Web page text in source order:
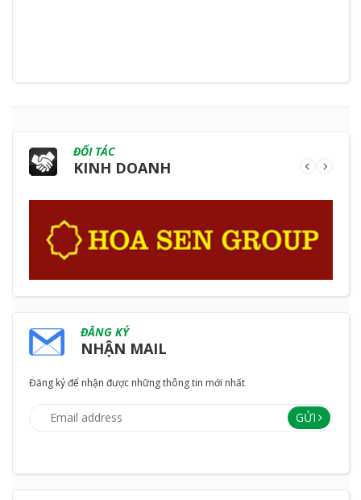
ĐỐI TÁC
KINH DOANH
ĐĂNG KÝ
NHẬN MAIL
Đăng ký để nhận được những thông tin mới nhất
GỬI